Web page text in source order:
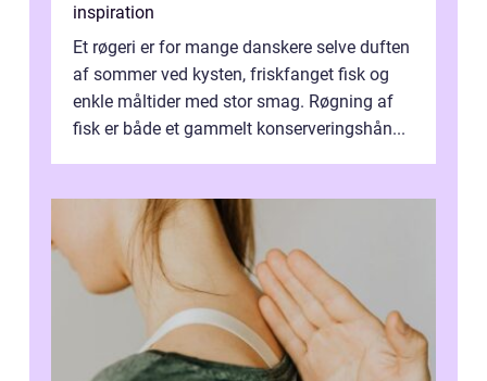
inspiration
Et røgeri er for mange danskere selve duften
af sommer ved kysten, friskfanget fisk og
enkle måltider med stor smag. Røgning af
fisk er både et gammelt konserveringshån...